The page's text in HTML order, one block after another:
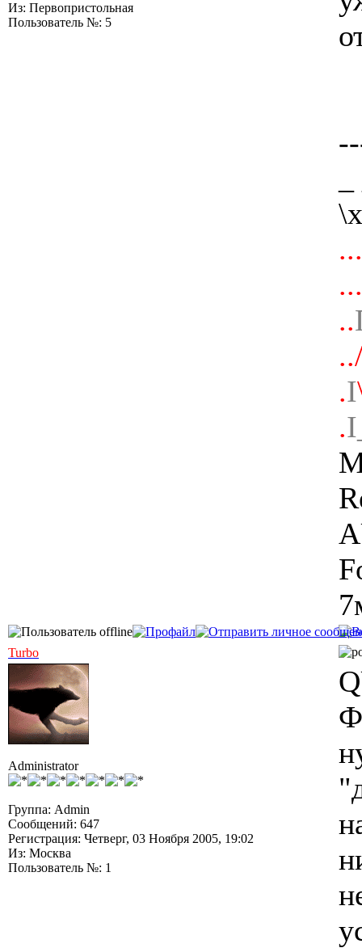
Из: Первопристольная
Пользователь №: 5
..
.I
.
Turbo
Administrator
Группа: Admin
Сообщений: 647
Регистрация: Четверг, 03 Ноября 2005, 19:02
Из: Москва
Пользователь №: 1